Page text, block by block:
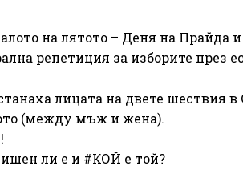
на лятото – Деня на Прайда
репетиция за изборите през
лицата на двете шествия
(между мъж и жена).
ли е и #КОЙ е той?